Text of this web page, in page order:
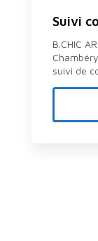
Suivi
B.CHIC
suivi de